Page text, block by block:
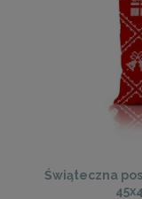
Świąteczna